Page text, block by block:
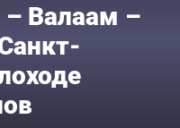
– Валаам –